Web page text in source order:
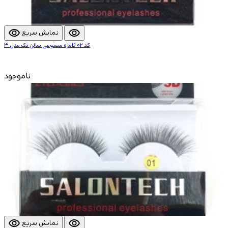
visibility نمایش سریع visibility
مژه مصنوعی سالن تک مدل 3D کد 02
ناموجود
visibility نمایش سریع visibility